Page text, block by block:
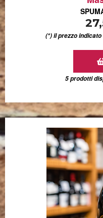
(*) il prezzo
5 prodotti